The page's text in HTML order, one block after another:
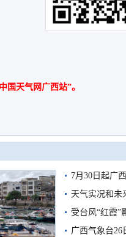
国天气网广西站”。
7月30日起广
天气实况和未
受台风“红霞”
有较强降雨
广西气象台26